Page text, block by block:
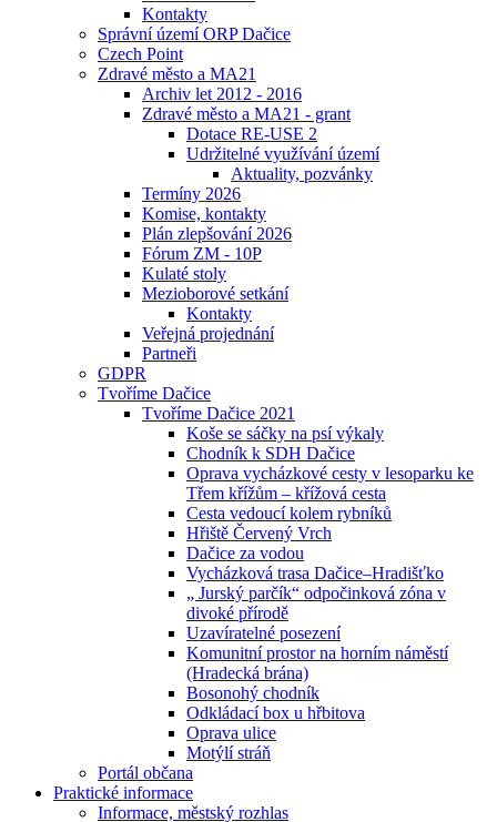
Kontakty
Správní území ORP Dačice
Czech Point
Zdravé město a MA21
Archiv let 2012 - 2016
Zdravé město a MA21 - grant
Dotace RE-USE 2
Udržitelné využívání území
Aktuality, pozvánky
Termíny 2026
Komise, kontakty
Plán zlepšování 2026
Fórum ZM - 10P
Kulaté stoly
Mezioborové setkání
Kontakty
Veřejná projednání
Partneři
GDPR
Tvoříme Dačice
Tvoříme Dačice 2021
Koše se sáčky na psí výkaly
Chodník k SDH Dačice
Oprava vycházkové cesty v lesoparku ke
Třem křížům – křížová cesta
Cesta vedoucí kolem rybníků
Hřiště Červený Vrch
Dačice za vodou
Vycházková trasa Dačice–Hradišťko
„ Jurský parčík“ odpočinková zóna v
divoké přírodě
Uzavíratelné posezení
Komunitní prostor na horním náměstí
(Hradecká brána)
Bosonohý chodník
Odkládací box u hřbitova
Oprava ulice
Motýlí stráň
Portál občana
Praktické informace
Informace, městský rozhlas